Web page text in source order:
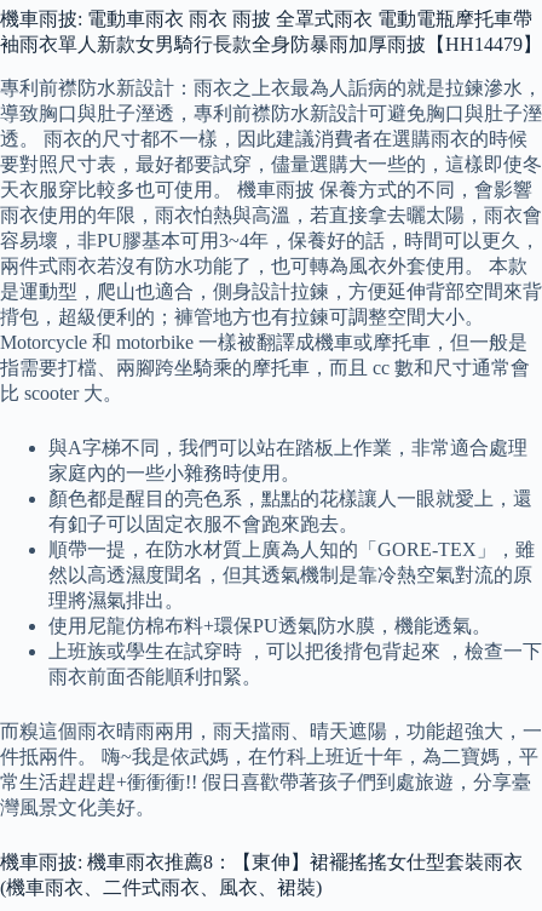
機車雨披: 電動車雨衣 雨衣 雨披 全罩式雨衣 電動電瓶摩托車帶
袖雨衣單人新款女男騎行長款全身防暴雨加厚雨披【HH14479】
專利前襟防水新設計：雨衣之上衣最為人詬病的就是拉鍊滲水，
導致胸口與肚子溼透，專利前襟防水新設計可避免胸口與肚子溼
透。 雨衣的尺寸都不一樣，因此建議消費者在選購雨衣的時候
要對照尺寸表，最好都要試穿，儘量選購大一些的，這樣即使冬
天衣服穿比較多也可使用。 機車雨披 保養方式的不同，會影響
雨衣使用的年限，雨衣怕熱與高溫，若直接拿去曬太陽，雨衣會
容易壞，非PU膠基本可用3~4年，保養好的話，時間可以更久，
兩件式雨衣若沒有防水功能了，也可轉為風衣外套使用。 本款
是運動型，爬山也適合，側身設計拉鍊，方便延伸背部空間來背
揹包，超級便利的；褲管地方也有拉鍊可調整空間大小。
Motorcycle 和 motorbike 一樣被翻譯成機車或摩托車，但一般是
指需要打檔、兩腳跨坐騎乘的摩托車，而且 cc 數和尺寸通常會
比 scooter 大。
與A字梯不同，我們可以站在踏板上作業，非常適合處理
家庭內的一些小雜務時使用。
顏色都是醒目的亮色系，點點的花樣讓人一眼就愛上，還
有釦子可以固定衣服不會跑來跑去。
順帶一提，在防水材質上廣為人知的「GORE-TEX」，雖
然以高透濕度聞名，但其透氣機制是靠冷熱空氣對流的原
理將濕氣排出。
使用尼龍仿棉布料+環保PU透氣防水膜，機能透氣。
上班族或學生在試穿時 ，可以把後揹包背起來 ，檢查一下
雨衣前面否能順利扣緊。
而糗這個雨衣晴雨兩用，雨天擋雨、晴天遮陽，功能超強大，一
件抵兩件。 嗨~我是依武媽，在竹科上班近十年，為二寶媽，平
常生活趕趕趕+衝衝衝!! 假日喜歡帶著孩子們到處旅遊，分享臺
灣風景文化美好。
機車雨披: 機車雨衣推薦8：【東伸】裙襬搖搖女仕型套裝雨衣
(機車雨衣、二件式雨衣、風衣、裙裝)